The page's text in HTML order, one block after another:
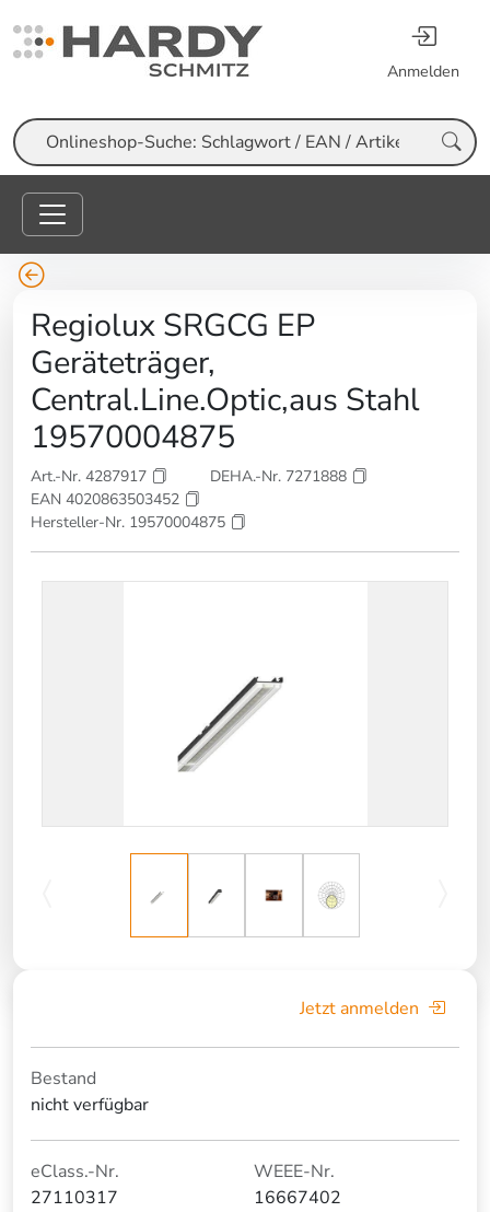
Anmelden
Suche
Regiolux SRGCG EP
Geräteträger,
Central.Line.Optic,aus Stahl
19570004875
Art.-Nr. 4287917
DEHA.-Nr. 7271888
EAN 4020863503452
Hersteller-Nr. 19570004875
Jetzt anmelden
Bestand
nicht verfügbar
eClass.-Nr.
27110317
WEEE-Nr.
16667402